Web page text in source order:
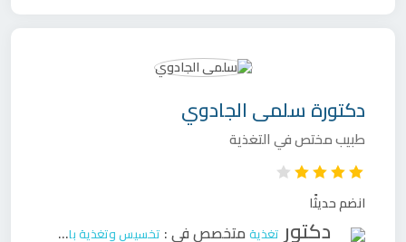
دكتورة سلمى الجادوي
طبيب مختص في التغذية
انضم حديثًا
دكتور تغذيةمتخصص في : تخسيس وتغذية بالغين